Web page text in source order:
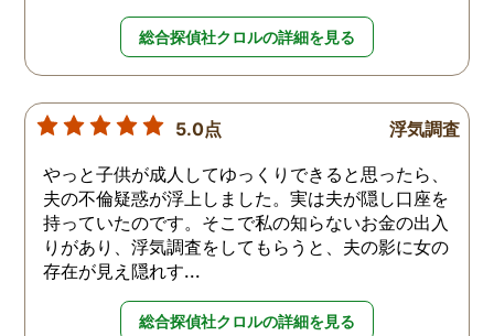
総合探偵社クロルの詳細を見る
5.0点 浮気調査
やっと子供が成人してゆっくりできると思ったら、
夫の不倫疑惑が浮上しました。実は夫が隠し口座を
持っていたのです。そこで私の知らないお金の出入
りがあり、浮気調査をしてもらうと、夫の影に女の
存在が見え隠れす...
総合探偵社クロルの詳細を見る